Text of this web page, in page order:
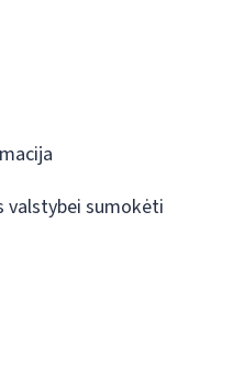
valstybei sumokėti